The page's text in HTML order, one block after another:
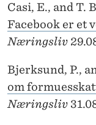
Casi, E., and T.
Facebook er et
Næringsliv
Bjerksund, P.,
om
Næringsliv